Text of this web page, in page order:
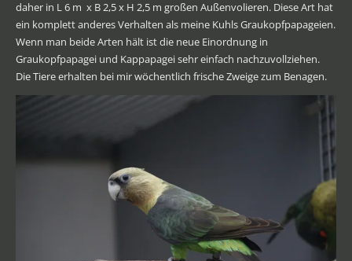
daher in L 6 m x B 2,5 x H 2,5 m großen Außenvolieren. Diese Art hat
ein komplett anderes Verhalten als meine Kuhls Graukopfpapageien.
Wenn man beide Arten hält ist die neue Einordnung in
Graukopfpapagei und Kappapagei sehr einfach nachzuvollziehen.
Die Tiere erhalten bei mir wöchentlich frische Zweige zum Benagen.